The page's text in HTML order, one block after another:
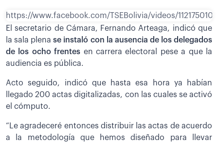
https://www.facebook.com/TSEBolivia/videos/
El secretario de Cámara, Fernando Arteaga, indicó que
la sala plenase instaló con la ausencia de los delegados
de los ocho frentes en carrera electoral pese a que la
audiencia es pública.
Acto seguido, indicó que hasta esa hora ya habían
llegado 200 actas digitalizadas, con las cuales se activó
el cómputo.
“Le agradeceré entonces distribuir las actas de acuerdo
a la metodología que hemos diseñado para llevar